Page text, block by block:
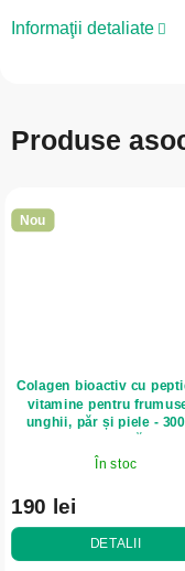
Informaţii detaliate
Produse
Nou
Colagen bioactiv cu
vitamine pentru
unghii, păr și piele -
În stoc
190 lei
DETALII